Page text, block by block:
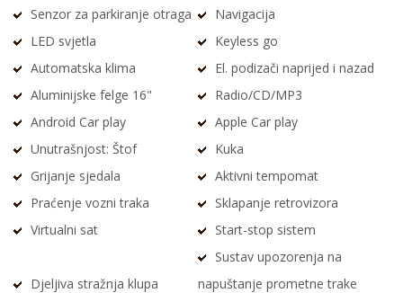
Senzor za parkiranje otraga
Navigacija
LED svjetla
Keyless go
Automatska klima
El. podizači naprijed i nazad
Aluminijske felge 16"
Radio/CD/MP3
Android Car play
Apple Car play
Unutrašnjost: Štof
Kuka
Grijanje sjedala
Aktivni tempomat
Praćenje vozni traka
Sklapanje retrovizora
Virtualni sat
Start-stop sistem
Djeljiva stražnja klupa
Sustav upozorenja na
napuštanje prometne trake